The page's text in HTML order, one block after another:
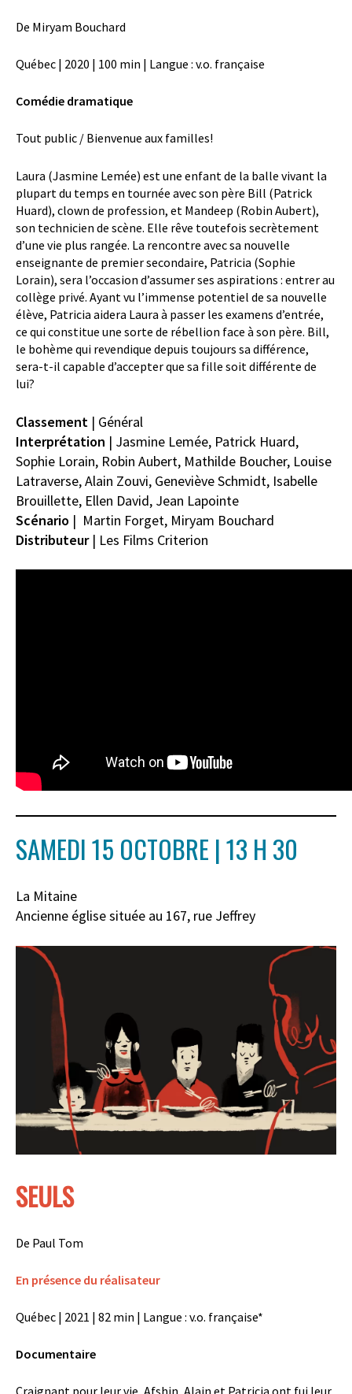
De Miryam Bouchard
Québec | 2020 | 100 min | Langue : v.o. française
Comédie dramatique
Tout public / Bienvenue aux familles!
Laura (Jasmine Lemée) est une enfant de la balle vivant la
plupart du temps en tournée avec son père Bill (Patrick
Huard), clown de profession, et Mandeep (Robin Aubert),
son technicien de scène. Elle rêve toutefois secrètement
d’une vie plus rangée. La rencontre avec sa nouvelle
enseignante de premiersecondaire, Patricia (Sophie
Lorain), sera l’occasion d’assumer ses aspirations : entrer au
collège privé. Ayant vu l’immense potentiel de sa nouvelle
élève, Patricia aidera Laura à passer les examens d’entrée,
ce qui constitue une sorte de rébellion face à son père. Bill,
le bohème qui revendique depuis toujours sa différence,
sera-t-il capable d’accepter que sa fille soit différente de
lui?
Classement | Général
Interprétation | Jasmine Lemée, Patrick Huard,
Sophie Lorain, Robin Aubert, Mathilde Boucher, Louise
Latraverse,Alain Zouvi, Geneviève Schmidt, Isabelle
Brouillette, Ellen David, Jean Lapointe
Scénario | Martin Forget, Miryam Bouchard
Distributeur| Les Films Criterion
SAMEDI 15 OCTOBRE | 13 H 30
La Mitaine
Ancienne église située au 167, rue Jeffrey
SEULS
De Paul Tom
En présence du réalisateur
Québec | 2021 | 82 min | Langue : v.o. française*
Documentaire